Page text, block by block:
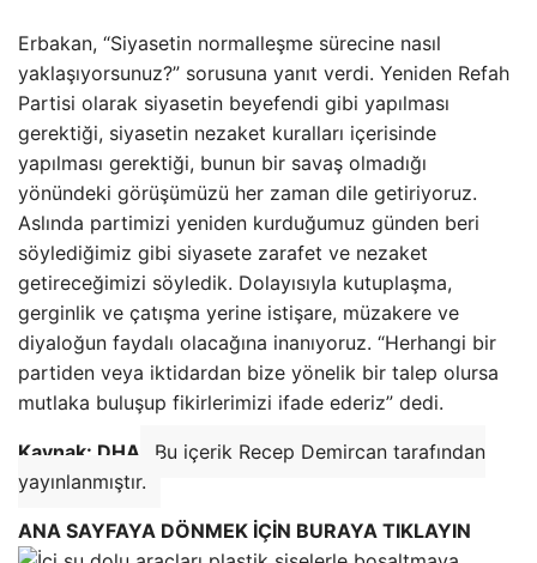
Erbakan, “Siyasetin normalleşme sürecine nasıl
yaklaşıyorsunuz?” sorusuna yanıt verdi. Yeniden Refah
Partisi olarak siyasetin beyefendi gibi yapılması
gerektiği, siyasetin nezaket kuralları içerisinde
yapılması gerektiği, bunun bir savaş olmadığı
yönündeki görüşümüzü her zaman dile getiriyoruz.
Aslında partimizi yeniden kurduğumuz günden beri
söylediğimiz gibi siyasete zarafet ve nezaket
getireceğimizi söyledik. Dolayısıyla kutuplaşma,
gerginlik ve çatışma yerine istişare, müzakere ve
diyaloğun faydalı olacağına inanıyoruz. “Herhangi bir
partiden veya iktidardan bize yönelik bir talep olursa
mutlaka buluşup fikirlerimizi ifade ederiz” dedi.
Kaynak: DHA
Bu içerik Recep Demircan tarafından
yayınlanmıştır.
ANA SAYFAYA DÖNMEK İÇİN BURAYA TIKLAYIN